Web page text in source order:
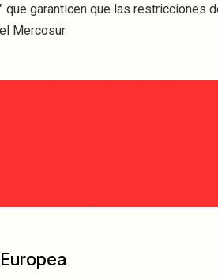
garanticen que las restricciones
Mercosur.